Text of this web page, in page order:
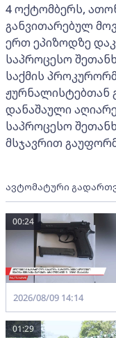
4 ოქტომბერს,
განვითარებულ
ერთ ეპიზოდზე
საპროცესო
საქმის
ჟურნალისტებთან
დანაშაული
საპროცესო
მსჯავრით
ავტომატური
00:24
2026/08/09 14:14
01:29